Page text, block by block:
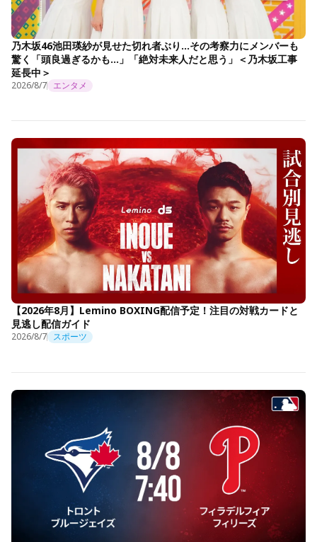
乃木坂46池田瑛紗が見せた切れ者ぶり…その考察力にメンバーも
驚く「頭良過ぎるかも…」「絶対未来人だと思う」＜乃木坂工事
延長中＞
2026/8/7 エンタメ
【2026年8月】Lemino BOXING配信予定！注目の対戦カードと
見逃し配信ガイド
2026/8/7 スポーツ